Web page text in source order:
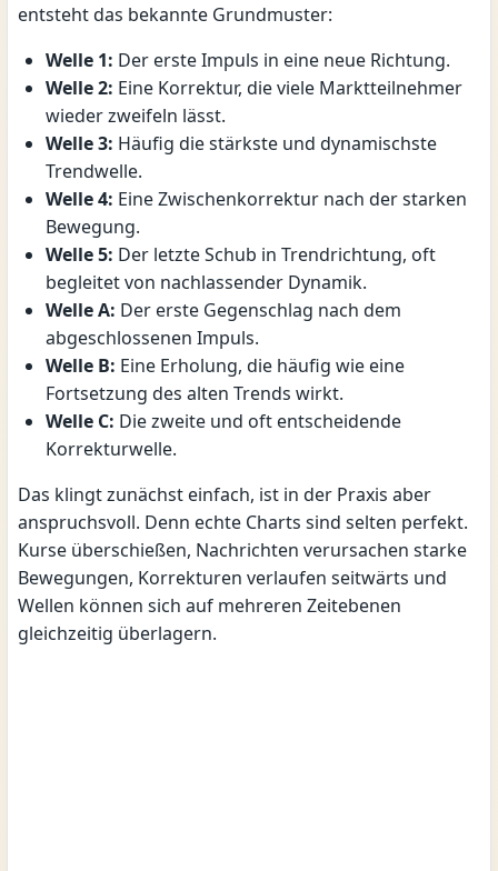
entsteht das bekannte Grundmuster:
Welle 1: Der erste Impuls in eine neue Richtung.
Welle 2: Eine Korrektur, die viele Marktteilnehmer
wieder zweifeln lässt.
Welle 3: Häufig die stärkste und dynamischste
Trendwelle.
Welle 4: Eine Zwischenkorrektur nach der starken
Bewegung.
Welle 5: Der letzte Schub in Trendrichtung, oft
begleitet von nachlassender Dynamik.
Welle A: Der erste Gegenschlag nach dem
abgeschlossenen Impuls.
Welle B: Eine Erholung, die häufig wie eine
Fortsetzung des alten Trends wirkt.
Welle C: Die zweite und oft entscheidende
Korrekturwelle.
Das klingt zunächst einfach, ist in der Praxis aber
anspruchsvoll. Denn echte Charts sind selten perfekt.
Kurse überschießen, Nachrichten verursachen starke
Bewegungen, Korrekturen verlaufen seitwärts und
Wellen können sich auf mehreren Zeitebenen
gleichzeitig überlagern.